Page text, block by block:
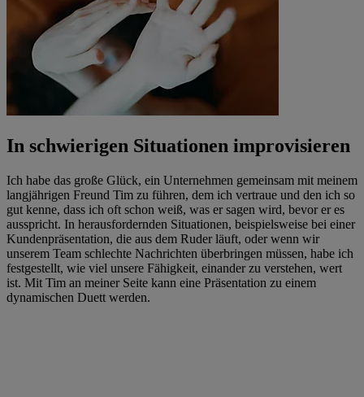
In schwierigen Situationen improvisieren
Ich habe das große Glück, ein Unternehmen gemeinsam mit meinem
langjährigen Freund Tim zu führen, dem ich vertraue und den ich so
gut kenne, dass ich oft schon weiß, was er sagen wird, bevor er es
ausspricht. In herausfordernden Situationen, beispielsweise bei einer
Kundenpräsentation, die aus dem Ruder läuft, oder wenn wir
unserem Team schlechte Nachrichten überbringen müssen, habe ich
festgestellt, wie viel unsere Fähigkeit, einander zu verstehen, wert
ist. Mit Tim an meiner Seite kann eine Präsentation zu einem
dynamischen Duett werden.